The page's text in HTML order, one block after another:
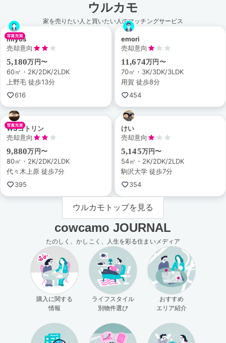
ウルカモ
家を売りたい人と買いたい人のマッチングサービス
miyos
売却意向
5,180万円〜
60㎡・2K/2DK/2LDK
上野毛 徒歩13分
616
emori
売却意向
11,674万円〜
70㎡・3K/3DK/3LDK
用賀 徒歩8分
454
WSコトリン
売却意向
9,880万円〜
80㎡・2K/2DK/2LDK
代々木上原 徒歩7分
395
けい
売却意向
5,145万円〜
54㎡・2K/2DK/2LDK
駒沢大学 徒歩7分
354
ウルカモトップを見る
cowcamo JOURNAL
たのしく、かしこく、人生を彩る住まいメディア
購入に関する
情報
ライフスタイル
別物件選び
おすすめ
エリア紹介